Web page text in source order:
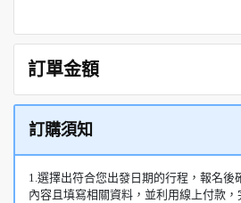
訂單金額
訂購須知
1.選擇出符合您出發日期的行程，報名後
內容且填寫相關資料，並利用線上付款